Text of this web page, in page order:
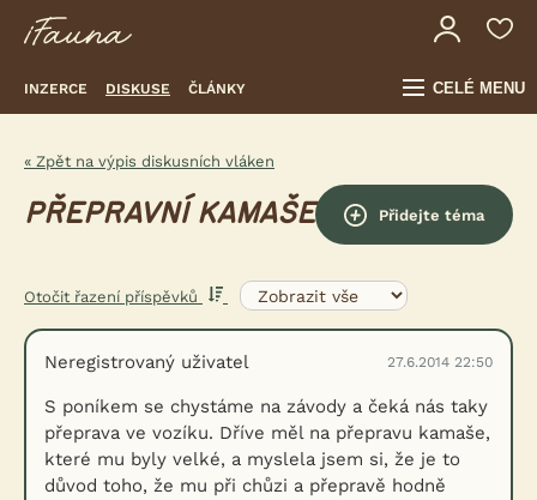
INZERCE DISKUSE ČLÁNKY CELÉ MENU
« Zpět na výpis diskusních vláken
PŘEPRAVNÍ KAMAŠE Přidejte téma
Otočit řazení příspěvků
Neregistrovaný uživatel 27.6.2014 22:50
S poníkem se chystáme na závody a čeká nás taky
přeprava ve vozíku. Dříve měl na přepravu kamaše,
které mu byly velké, a myslela jsem si, že je to
důvod toho, že mu při chůzi a přepravě hodně